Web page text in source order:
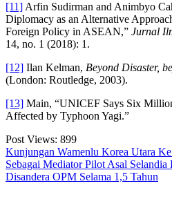
[11] Arfin Sudirman and Animbyo
Diplomacy as an Alternative
Foreign Policy in ASEAN,” Jurnal
14, no. 1 (2018): 1.
[12] Ilan Kelman, Beyond Disaster,
(London: Routledge, 2003).
[13] Main, “UNICEF Says Six
Affected by Typhoon Yagi.”
Post Views: 899
Kunjungan Wamenlu Korea Utara
Sebagai MediatorPilot Asal Selandia
Disandera OPM Selama 1,5 Tahun